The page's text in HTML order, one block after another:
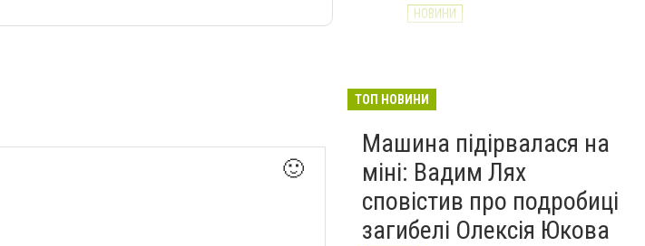
🙂
НОВИНИ
долучилися до відбудови
НОВИНИ
ТОП НОВИНИ
Машина підірвалася на
міні: Вадим Лях
сповістив про подробиці
загибелі Олексія Юкова